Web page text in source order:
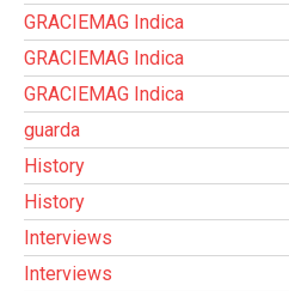
GRACIEMAG Indica
GRACIEMAG Indica
GRACIEMAG Indica
guarda
History
History
Interviews
Interviews